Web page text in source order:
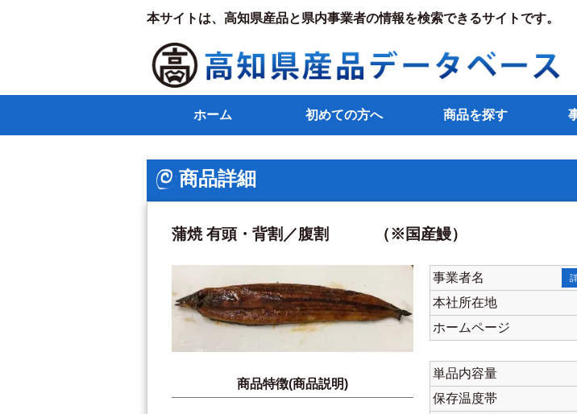
本サイトは、高知県産品と県内事業者の情報を検索できるサイトです。
ホーム 初めての方へ 商品を探す
商品詳細
蒲焼 有頭・背割／腹割 （※国産鰻）
商品特徴(商品説明)
事業者名
本社所在地
ホームページ
単品内容量
保存温度帯